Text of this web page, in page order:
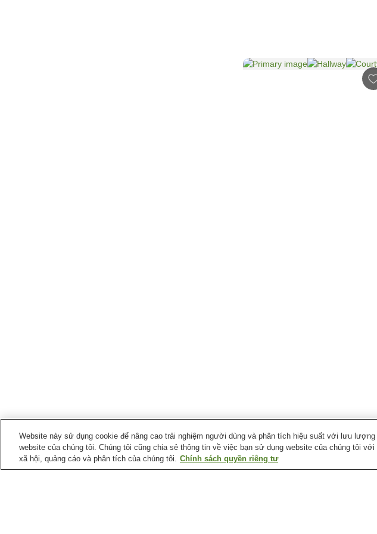
Điểm ưa thích tại Thành phố Gunsan
Website này sử dụng cookie để nâng cao trải nghiệm người dùng và phân tích hiệu suất với lưu lượng
website của chúng tôi. Chúng tôi cũng chia sẻ thông tin về việc bạn sử dụng website của chúng tôi
xã hội, quảng cáo và phân tích của chúng tôi. Chính sách quyền riêng tư